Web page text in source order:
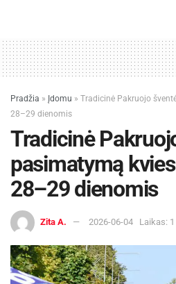
Pradžia » Įdomu » Tradicinė Pakruojo
28–29 dienomis
Tradicinė
pasimatymą
28–29 dienomis
Zita A. 2026-06-04 Laikas: